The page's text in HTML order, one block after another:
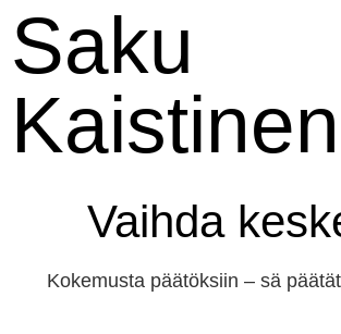
Saku
Kaistinen
Vaihda
Kokemusta päätöksiin – sä